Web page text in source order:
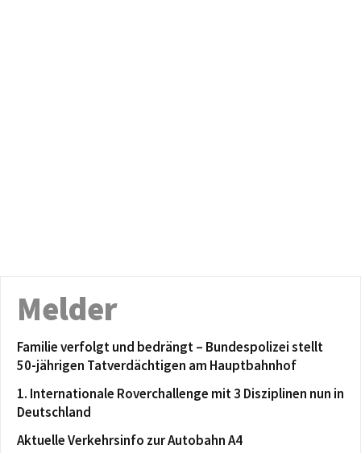
Melder
Familie verfolgt und bedrängt – Bundespolizei stellt
50-jährigen Tatverdächtigen am Hauptbahnhof
1. Internationale Roverchallenge mit 3 Disziplinen nun in
Deutschland
Aktuelle Verkehrsinfo zur Autobahn A4